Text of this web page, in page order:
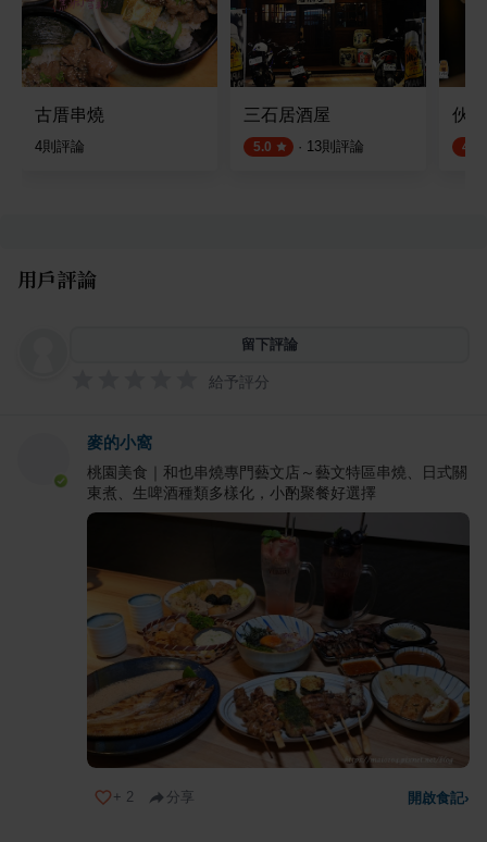
古厝串燒
4則評論
三石居酒屋
5.0 · 13則評論
伙
4.9
用戶評論
留下評論
給予評分
麥的小窩
桃園美食｜和也串燒專門藝文店～藝文特區串燒、日式關
東煮、生啤酒種類多樣化，小酌聚餐好選擇
+ 2 分享 開啟食記›